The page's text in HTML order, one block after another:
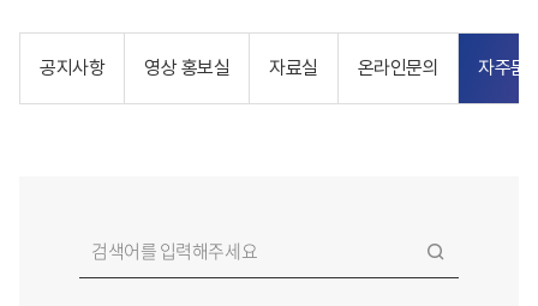
공지사항 영상 홍보실 자료실 온라인문의 자주묻